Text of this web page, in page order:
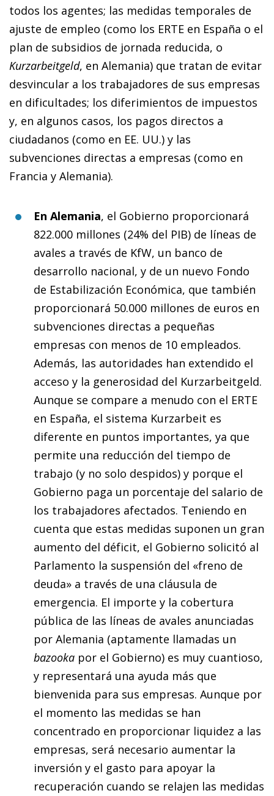
todos los agentes; las medidas temporales de
ajuste de empleo (como los ERTE en España o el
plan de subsidios de jornada reducida, o
Kurzarbeitgeld, en Alemania) que tratan de evitar
desvincular a los trabajadores de sus empresas
en dificultades; los diferimientos de impuestos
y, en algunos casos, los pagos directos a
ciudadanos (como en EE. UU.) y las
subvenciones directas a empresas (como en
Francia y Alemania).
En Alemania, el Gobierno proporcionará
822.000 millones (24% del PIB) de líneas de
avales a través de KfW, un banco de
desarrollo nacional, y de un nuevo Fondo
de Estabilización Económica, que también
proporcionará 50.000 millones de euros en
subvenciones directas a pequeñas
empresas con menos de 10 empleados.
Además, las autoridades han extendido el
acceso y la generosidad del Kurzarbeitgeld.
Aunque se compare a menudo con el ERTE
en España, el sistema Kurzarbeit es
diferente en puntos importantes, ya que
permite una reducción del tiempo de
trabajo (y no solo despidos) y porque el
Gobierno paga un porcentaje del salario de
los trabajadores afectados. Teniendo en
cuenta que estas medidas suponen un gran
aumento del déficit, el Gobierno solicitó al
Parlamento la suspensión del «freno de
deuda» a través de una cláusula de
emergencia. El importe y la cobertura
pública de las líneas de avales anunciadas
por Alemania (aptamente llamadas un
bazooka por el Gobierno) es muy cuantioso,
y representará una ayuda más que
bienvenida para sus empresas. Aunque por
el momento las medidas se han
concentrado en proporcionar liquidez a las
empresas, será necesario aumentar la
inversión y el gasto para apoyar la
recuperación cuando se relajen las medidas